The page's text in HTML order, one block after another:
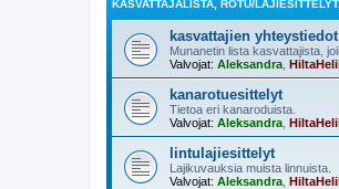
KASVATTAJALISTA, ROTU/
kasvattajien yhteystiedot
Munanetin lista kasvattajista,
Valvojat: Aleksandra
kanarotuesittelyt
Tietoa eri kanaroduista.
Valvojat: Aleksandra
lintulajiesittelyt
Lajikuvauksia muista linnuista.
Valvojat: Aleksandra